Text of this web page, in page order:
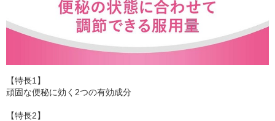
【特長1】
頑固な便秘に効く2つの有効成分
【特長2】